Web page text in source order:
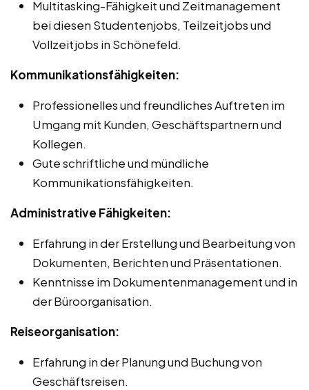
Multitasking-Fähigkeit und Zeitmanagement
bei diesen Studentenjobs, Teilzeitjobs und
Vollzeitjobs in Schönefeld.
Kommunikationsfähigkeiten:
Professionelles und freundliches Auftreten im
Umgang mit Kunden, Geschäftspartnern und
Kollegen.
Gute schriftliche und mündliche
Kommunikationsfähigkeiten.
Administrative Fähigkeiten:
Erfahrung in der Erstellung und Bearbeitung von
Dokumenten, Berichten und Präsentationen.
Kenntnisse im Dokumentenmanagement und in
der Büroorganisation.
Reiseorganisation:
Erfahrung in der Planung und Buchung von
Geschäftsreisen.